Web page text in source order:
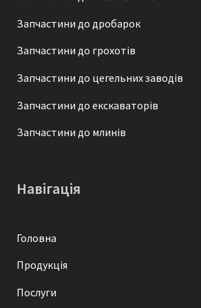
– втулки;
– зірочки;
– колосники;
– шестерні;
– корпуси;
– ступиці;
– ролики конвеєрні;
– запчастини для кар’єрної техніки;
З повагою,
Запчастини до дробарок
Запчастини до грохотів
Запчастини до цегельних заводів
Запчастини до екскаваторів
Запчастини до млинів
Навігація
Головна
Продукція
Послуги